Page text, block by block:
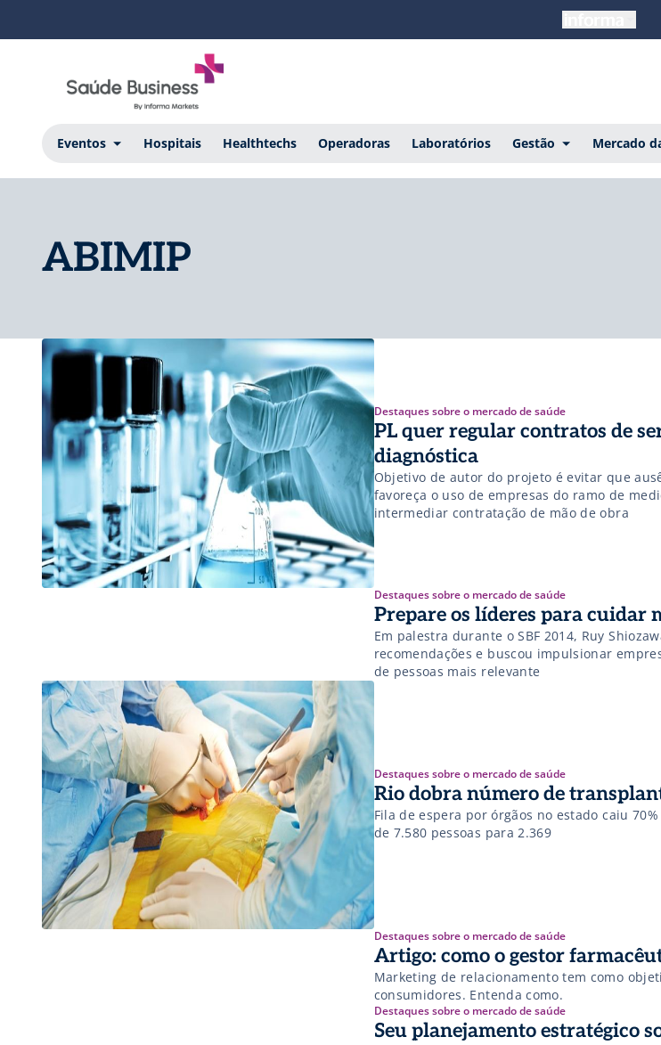
Eventos Hospitais Healthtechs Operadoras Laboratórios Gestão Mercado
ABIMIP
Destaques sobre o mercado de saúde
PL quer regular contratos de
diagnóstica
Objetivo de autor do projeto é evitar que
favoreça o uso de empresas do ramo de
intermediar contratação de mão de obra
Destaques sobre o mercado de saúde
Prepare os líderes para cuidar
Em palestra durante o SBF 2014, Ruy
recomendações e buscou impulsionar
de pessoas mais relevante
Destaques sobre o mercado de saúde
Rio dobra número de
Fila de espera por órgãos no estado caiu
de 7.580 pessoas para 2.369
Destaques sobre o mercado de saúde
Artigo: como o gestor
Marketing de relacionamento tem como
consumidores. Entenda como.
Destaques sobre o mercado de saúde
Seu planejamento estratégico